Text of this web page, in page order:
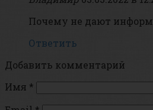
Почему не дают
Ответить
Добавить комментарий
Имя *